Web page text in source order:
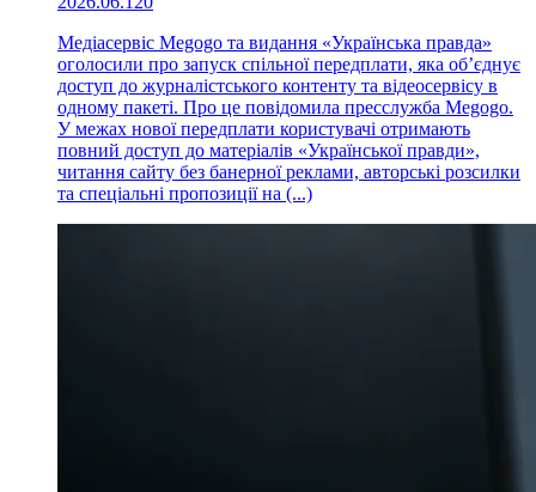
Медіасервіс Megogo та видання «Українська правда»
оголосили про запуск спільної передплати, яка об’єднує
доступ до журналістського контенту та відеосервісу в
одному пакеті. Про це повідомила пресслужба Megogo.
У межах нової передплати користувачі отримають
повний доступ до матеріалів «Української правди»,
читання сайту без банерної реклами, авторські розсилки
та спеціальні пропозиції на (...)